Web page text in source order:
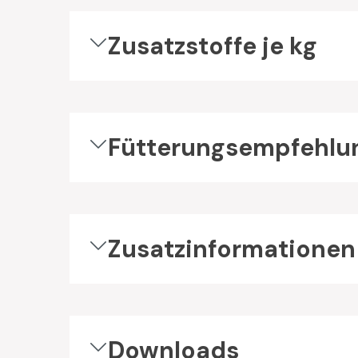
Zusatzstoffe je kg
Zusatzinformationen
Downloads